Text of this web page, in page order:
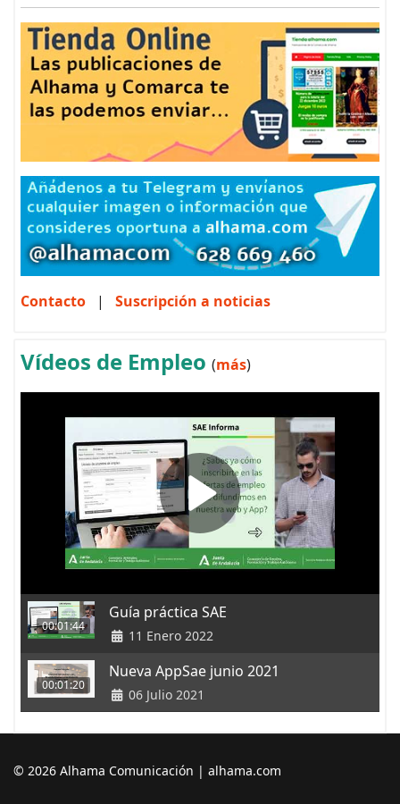
Contacto | Suscripción a noticias
Vídeos de Empleo (más)
00:01:44
Guía práctica SAE
11 Enero 2022
00:01:20
Nueva AppSae junio 2021
06 Julio 2021
© 2026 Alhama Comunicación | alhama.com